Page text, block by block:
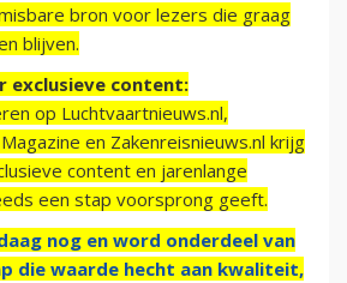
bron voor lezers die graag
blijven.
exclusieve content:
op Luchtvaartnieuws.nl,
en Zakenreisnieuws.nl krijg
content en jarenlange
een stap voorsprong geeft.
nog en word onderdeel van
die waarde hecht aan kwaliteit,